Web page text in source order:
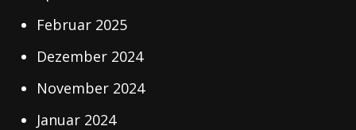
Februar 2025
Dezember 2024
November 2024
Januar 2024